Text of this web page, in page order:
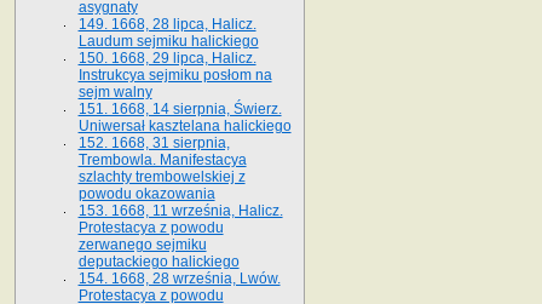
asygnaty
149. 1668, 28 lipca, Halicz.
Laudum sejmiku halickiego
150. 1668, 29 lipca, Halicz.
Instrukcya sejmiku posłom na
sejm walny
151. 1668, 14 sierpnia, Świerz.
Uniwersał kasztelana halickiego
152. 1668, 31 sierpnia,
Trembowla. Manifestacya
szlachty trembowelskiej z
powodu okazowania
153. 1668, 11 września, Halicz.
Protestacya z powodu
zerwanego sejmiku
deputackiego halickiego
154. 1668, 28 września, Lwów.
Protestacya z powodu